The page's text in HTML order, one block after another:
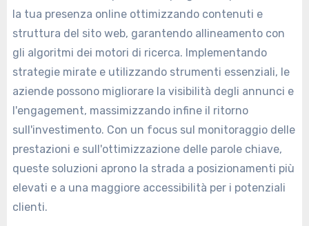
la tua presenza online ottimizzando contenuti e
struttura del sito web, garantendo allineamento con
gli algoritmi dei motori di ricerca. Implementando
strategie mirate e utilizzando strumenti essenziali, le
aziende possono migliorare la visibilità degli annunci e
l'engagement, massimizzando infine il ritorno
sull'investimento. Con un focus sul monitoraggio delle
prestazioni e sull'ottimizzazione delle parole chiave,
queste soluzioni aprono la strada a posizionamenti più
elevati e a una maggiore accessibilità per i potenziali
clienti.